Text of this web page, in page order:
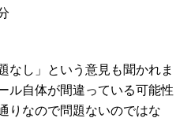
し」という意見も聞かれま
ル自体が間違っている可能性
りなので問題ないのではな